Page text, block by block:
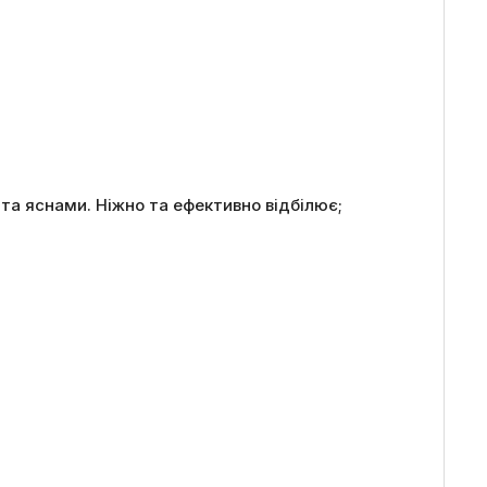
яснами. Ніжно та ефективно відбілює;